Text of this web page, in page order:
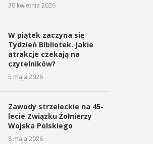
30 kwietnia 2026
W piątek zaczyna się
Tydzień Bibliotek. Jakie
atrakcje czekają na
czytelników?
5 maja 2026
Zawody strzeleckie na 45-
lecie Związku Żołnierzy
Wojska Polskiego
8 maja 2026